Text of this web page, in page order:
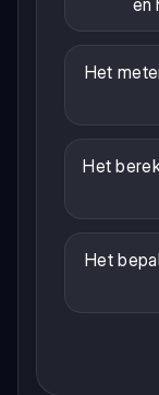
en
Het
Het
Het